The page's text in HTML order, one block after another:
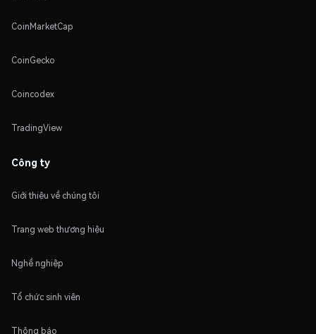
CoinMarketCap
CoinGecko
Coincodex
TradingView
Công ty
Giới thiệu về chúng tôi
Trang web thương hiệu
Nghề nghiệp
Tổ chức sinh viên
Thông báo